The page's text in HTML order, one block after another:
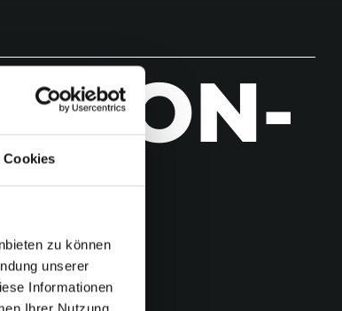
Cookies
zu können
unserer
Informationen